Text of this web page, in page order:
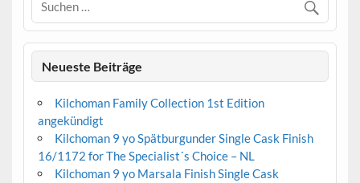
Neueste Beiträge
Kilchoman Family Collection 1st Edition
angekündigt
Kilchoman 9 yo Spätburgunder Single Cask Finish
16/1172 for The Specialist´s Choice – NL
Kilchoman 9 yo Marsala Finish Single Cask